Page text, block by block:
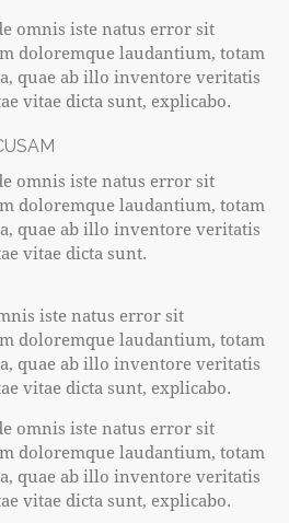
omnis iste natus error sit
doloremque laudantium, totam
quae ab illo inventore veritatis
vitae dicta sunt, explicabo.
omnis iste natus error sit
doloremque laudantium, totam
quae ab illo inventore veritatis
vitae dicta sunt.
iste natus error sit
doloremque laudantium, totam
quae ab illo inventore veritatis
vitae dicta sunt, explicabo.
omnis iste natus error sit
doloremque laudantium, totam
quae ab illo inventore veritatis
vitae dicta sunt, explicabo.